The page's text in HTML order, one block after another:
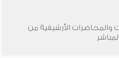
والمحاضرات الأرشيفية من